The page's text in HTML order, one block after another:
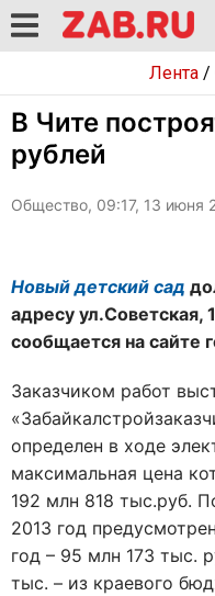
Лента/
В Чите
рублей
Общество, 09:17, 13 июня
Новый детский сад
адресу ул.Советская,
сообщается на сайте
Заказчиком работ
определен в ходе
максимальная цена
192 млн 818 тыс.руб.
2013 год
год – 95 млн 173 тыс.
тыс. – из краевого